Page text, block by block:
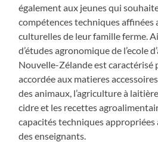
également aux jeunes qui
compétences techniques affinées
culturelles de leur famille ferme.
d’études agronomique de l’ecole
Nouvelle-Zélande est caractérisé
accordée aux matieres
des animaux, l’agriculture à
cidre et les recettes
capacités techniques
des enseignants.